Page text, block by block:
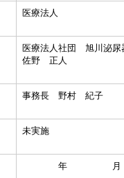
医療法人
医療法人社団 旭川泌尿
佐野 正人
事務長 野村 紀子
未実施
年 月